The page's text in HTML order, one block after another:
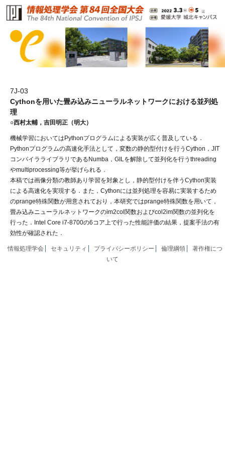
7J-03
Cythonを用いた畳み込みニューラルネットワークにおける並列処
理
○西村太輔，吉田明正（明大）
機械学習においてはPythonプログラムによる実装が広く普及している．
Pythonプログラムの高速化手法として，変数の静的型付けを行うCython，JIT
コンパイラライブラリであるNumba，GILを解除して並列化を行うthreading
やmultiprocessing等が挙げられる．
本稿では画像分類の教師あり学習を対象とし，静的型付けを伴うCython実装
による高速化を実現する．また，Cythonには並列処理を容易に実装するため
のprange特殊関数が用意されており，本研究ではprange特殊関数を用いて，
畳み込みニューラルネットワークのim2col関数およびcol2im関数の並列化を
行った．Intel Core i7-8700の6コア上で行った性能評価の結果，提案手法の有
効性が確認された．
情報処理学会 セキュリティ プライバシーポリシー 倫理綱領
著作権につ
いて